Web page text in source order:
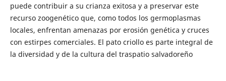
puede contribuir a su crianza exitosa y a preservar este
recurso zoogenético que, como todos los germoplasmas
locales, enfrentan amenazas por erosión genética y cruces
con estirpes comerciales. El pato criollo es parte integral de
la diversidad y de la cultura del traspatio salvadoreño